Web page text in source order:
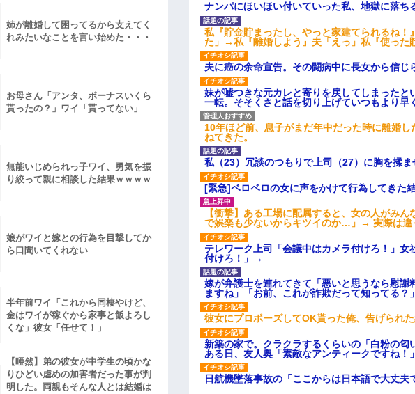
100万円超の治験募集がこちらｗｗｗｗｗ(※画像あり)
】惨殺されたタワマン頂き女子のこの動画、すげえええええｗ
ｗｗｗ
クラウン俺氏、高速道路左車線を制限速度で走った結果
899 食べた量を張り合ってくる
輝明・・・２軍でも盛大にやらかす←あまり悲しませないでく
ナンパにほいほい付いていった私、地獄に落ち
私『貯金貯まったし、やっと家建てられるね
た」→私『離婚しよう』夫「えっ」私『使っ
夫に癌の余命宣告。その闘病中に長女から信じ
妹が嘘つきな元カレと寄りを戻してしまった
一転。そそくさと話を切り上げていつもより
10年ほど前、息子がまだ年中だった時に離婚
ねてきた。
私（23）冗談のつもりで上司（27）に胸を揉ま
[緊急]ベロベロの女に声をかけて行為してきた
【衝撃】ある工場に配属すると、女の人がみ
で娯楽も少ないからキツイのか…」→ 実際は違
テレワーク上司「会議中はカメラ付けろ！」
付けろ！」→
嫁が弁護士を連れてきて「悪いと思うなら慰
ますね」「お前、これが詐欺だって知ってる？」
彼女にプロポーズしてOK貰った俺、告げられ
新築の家で。クラクラするくらいの「白粉の
ある日、友人奥「素敵なアンティークですね！
日航機墜落事故の「ここからは日本語で大丈夫
姉が離婚して困ってるから支えてく
れみたいなことを言い始めた・・・
お母さん「アンタ、ボーナスいくら
貰ったの？」ワイ「貰ってない」
無能いじめられっ子ワイ、勇気を振
り絞って親に相談した結果ｗｗｗｗ
娘がワイと嫁との行為を目撃してか
ら口聞いてくれない
半年前ワイ「これから同棲やけど、
金はワイが稼ぐから家事と飯よろし
くな」彼女「任せて！」
【唖然】弟の彼女が中学生の頃かな
りひどい虐めの加害者だった事が判
明した。両親もそんな人とは結婚は